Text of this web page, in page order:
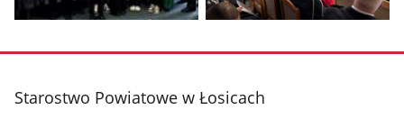
galerii.
galerii.
stopka
Starostwo Powiatowe w Łosicach